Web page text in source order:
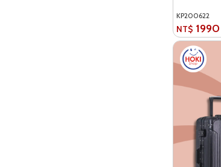
KP200622
NT$ 1990